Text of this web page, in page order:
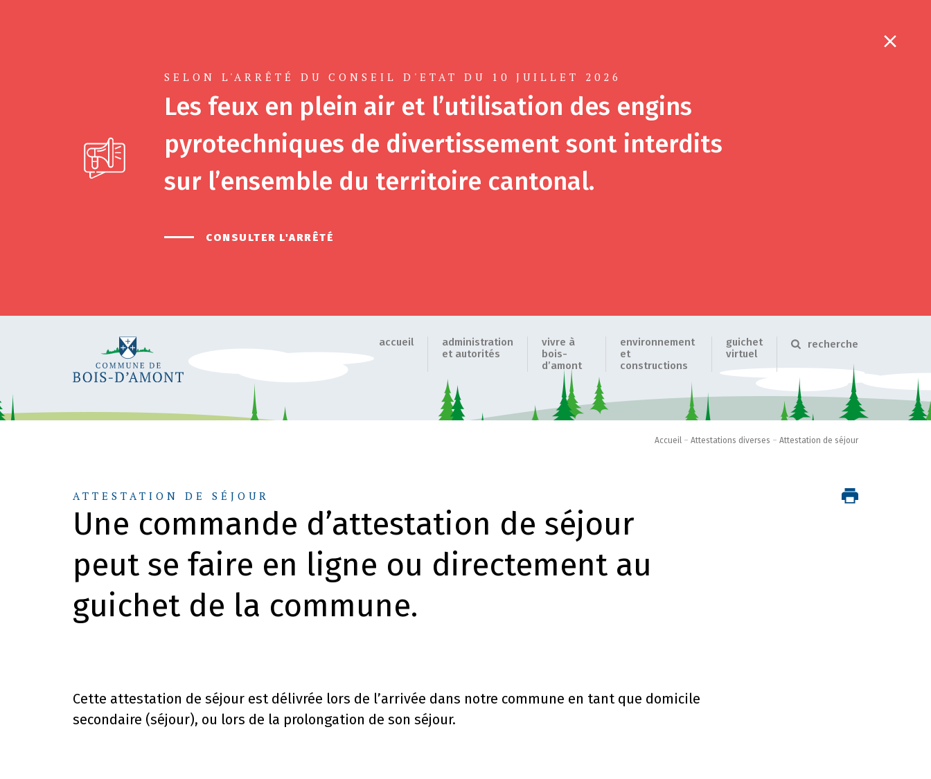
SELON L'ARRÊTÉ DU CONSEIL D'ETAT DU 10 JUILLET 2026
Les feux en plein air et l’utilisation des engins
pyrotechniques de divertissement sont interdits
sur l’ensemble du territoire cantonal.
CONSULTER L'ARRÊTÉ
accueil
administration
et autorités
vivre à
bois-
d’amont
environnement
et
constructions
guichet
virtuel
recherche
Accueil – Attestations diverses – Attestation de séjour
ATTESTATION DE SÉJOUR
Une commande d’attestation de séjour
peut se faire en ligne ou directement au
guichet de la commune.
Cette attestation de séjour est délivrée lors de l’arrivée dans notre commune en tant que domicile
secondaire (séjour), ou lors de la prolongation de son séjour.